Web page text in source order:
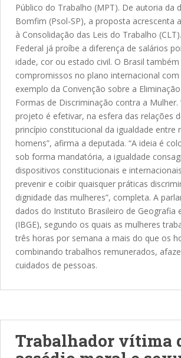
Público do Trabalho (MPT). De autoria da
Bomfim (Psol-SP), a proposta acrescenta
à Consolidação das Leis do Trabalho
Federal já proíbe a diferença de salários
idade, cor ou estado civil. O Brasil
compromissos no plano internacional
exemplo da Convenção sobre a
Formas de Discriminação contra a Mulher.
projeto é efetivar, na esfera das relações
princípio constitucional da igualdade entre
homens”, afirma a deputada. “A ideia é
sob forma mandatória, a igualdade
dispositivos constitucionais e
prevenir e coibir quaisquer práticas
dignidade das mulheres”, completa. A
dados do Instituto Brasileiro de Geografia
(IBGE), segundo os quais as mulheres
três horas por semana a mais do que os
combinando trabalhos remunerados,
cuidados de pessoas.
Trabalhador vítima